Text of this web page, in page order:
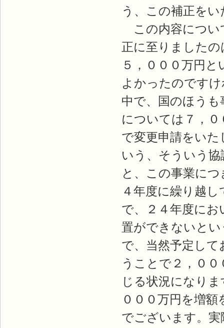
う、この補正を
この内容につい
正に至りましたの
５，０００万円
よかったのです
中で、国のほう
については７，
で変更申請をい
いう、そういう
と、この事業に
４年度に繰り越
で、２４年度に
置ができないと
で、当然予定し
うことで２，０
じる状況になり
０００万円を増
でございます。